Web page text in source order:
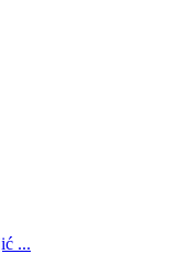
...